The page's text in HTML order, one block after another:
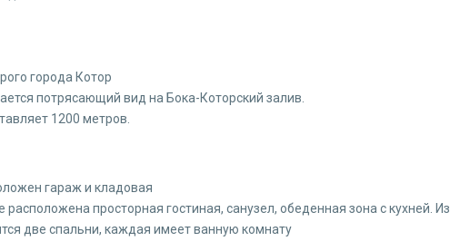
города Котор
потрясающий вид на Бока-Которский залив.
1200 метров.
гараж и кладовая
просторная гостиная, санузел, обеденная зона с кухней.
две спальни, каждая имеет ванную комнату